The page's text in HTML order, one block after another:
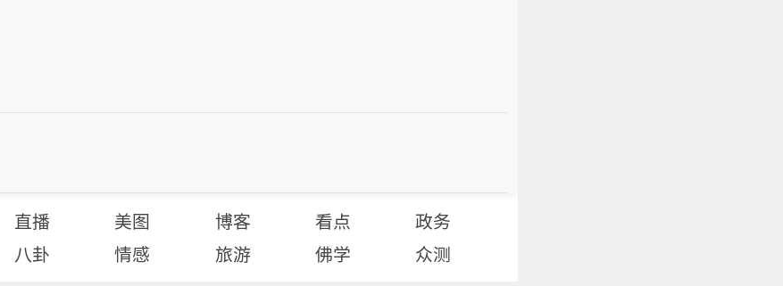
直播 美图 博客 看点
政务
八卦 情感 旅游 佛学 众测